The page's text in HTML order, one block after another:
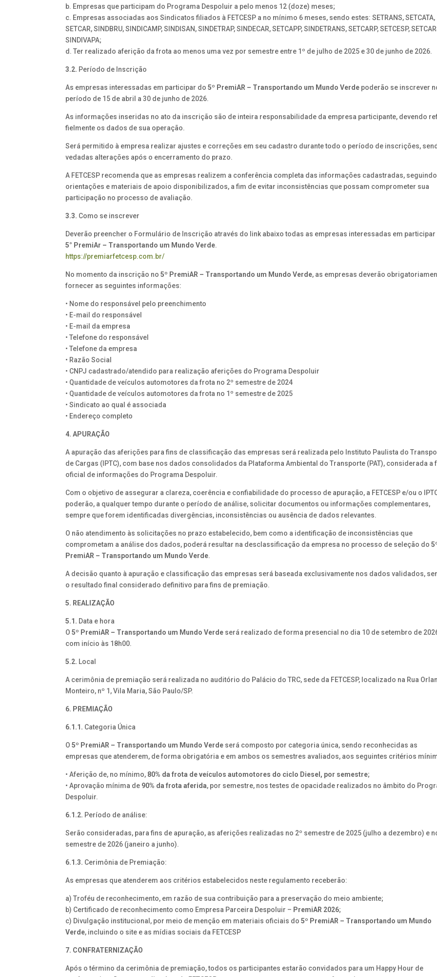
b. Empresas que participam do Programa Despoluir a pelo menos 12 (doze) meses;
c. Empresas associadas aos Sindicatos filiados à FETCESP a no mínimo 6 meses, sendo estes: SETRANS, SETCATA,
SETCAR, SINDBRU, SINDICAMP, SINDISAN, SINDETRAP, SINDECAR, SETCAPP, SINDETRANS, SETCARP, SETCESP,
SINDIVAPA;
d. Ter realizado aferição da frota ao menos uma vez por semestre entre 1º de julho de 2025 e 30 de junho de 2026.
3.2. Período de Inscrição
As empresas interessadas em participar do5º PremiAR – Transportando um Mundo Verde poderão se inscrever
período de 15 de abril a 30 de junho de 2026.
As informações inseridas no ato da inscrição são de inteira responsabilidade da empresa participante, devendo
fielmente os dados de sua operação.
Será permitido à empresa realizar ajustes e correções em seu cadastro durante todo o período de inscrições,
vedadas alterações após o encerramento do prazo.
A FETCESP recomenda que as empresas realizem a conferência completa das informações cadastradas,
orientações e materiais de apoio disponibilizados, a fim de evitar inconsistências que possam comprometer sua
participação no processo de avaliação.
3.3. Como se inscrever
Deverão preencher o Formulário de Inscrição através do link abaixo todas as empresas interessadas em participar
5° PremiAr – Transportando um Mundo Verde.
https://premiarfetcesp.com.br/
No momento da inscrição no5º PremiAR – Transportando um Mundo Verde, as empresas deverão
fornecer as seguintes informações:
• Nome do responsável pelo preenchimento
• E-mail do responsável
• E-mail da empresa
• Telefone do responsável
• Telefone da empresa
• Razão Social
• CNPJ cadastrado/atendido para realização aferições do Programa Despoluir
• Quantidade de veículos automotores da frota no 2º semestre de 2024
• Quantidade de veículos automotores da frota no 1º semestre de 2025
• Sindicato ao qual é associada
• Endereço completo
4. APURAÇÃO
A apuração das aferições para fins de classificação das empresas será realizada pelo Instituto Paulista do
de Cargas (IPTC), com base nos dados consolidados da Plataforma Ambiental do Transporte (PAT), considerada a
oficial de informações do Programa Despoluir.
Com o objetivo de assegurar a clareza, coerência e confiabilidade do processo de apuração, a FETCESP e/ou o
poderão, a qualquer tempo durante o período de análise, solicitar documentos ou informações complementares,
sempre que forem identificadas divergências, inconsistências ou ausência de dados relevantes.
O não atendimento às solicitações no prazo estabelecido, bem como a identificação de inconsistências que
comprometam a análise dos dados, poderá resultar na desclassificação da empresa no processo de seleção do
PremiAR – Transportando um Mundo Verde.
A decisão quanto à apuração e classificação das empresas será baseada exclusivamente nos dados validados,
o resultado final considerado definitivo para fins de premiação.
5. REALIZAÇÃO
5.1. Data e hora
O5º PremiAR – Transportando um Mundo Verde será realizado de forma presencial no dia 10 de setembro de
com início às 18h00.
5.2. Local
A cerimônia de premiação será realizada no auditório do Palácio do TRC, sede da FETCESP, localizado na Rua
Monteiro, nº 1, Vila Maria, São Paulo/SP.
6. PREMIAÇÃO
6.1.1. Categoria Única
O5º PremiAR – Transportando um Mundo Verde será composto por categoria única, sendo reconhecidas as
empresas que atenderem, de forma obrigatória e em ambos os semestres avaliados, aos seguintes critérios
• Aferição de, no mínimo, 80% da frota de veículos automotores do ciclo Diesel, por semestre;
• Aprovação mínima de 90% da frota aferida, por semestre, nos testes de opacidade realizados no âmbito do
Despoluir.
6.1.2. Período de análise:
Serão consideradas, para fins de apuração, as aferições realizadas no 2º semestre de 2025 (julho a dezembro) e
semestre de 2026 (janeiro a junho).
6.1.3. Cerimônia de Premiação:
As empresas que atenderem aos critérios estabelecidos neste regulamento receberão:
a) Troféu de reconhecimento, em razão de sua contribuição para a preservação do meio ambiente;
b) Certificado de reconhecimento como Empresa Parceira Despoluir – PremiAR 2026;
c) Divulgação institucional, por meio de menção em materiais oficiais do5º PremiAR – Transportando um Mundo
Verde, incluindo o site e as mídias sociais da FETCESP
7. CONFRATERNIZAÇÃO
Após o término da cerimônia de premiação, todos os participantes estarão convidados para um Happy Hour de